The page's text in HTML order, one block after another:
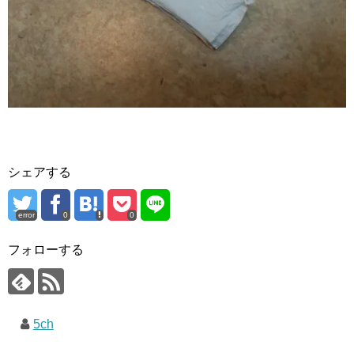
シェアする
error 0 0
フォローする
5ch